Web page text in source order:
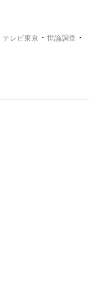
新
京
テレビ東京・ 世論調査 ・